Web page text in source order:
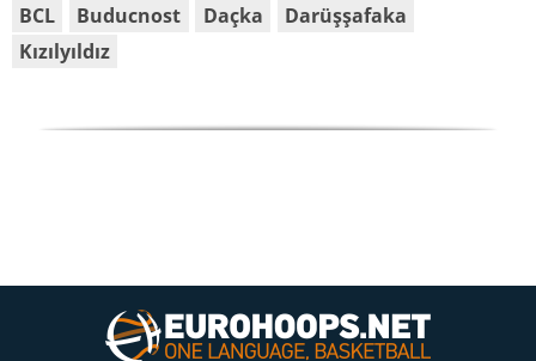
BCL
Buducnost Daçka
Darüşşafaka
Kızılyıldız